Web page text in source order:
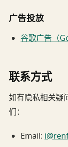
广告投放
谷歌广告（
联系方式
如有隐私相关疑
们：
Email: